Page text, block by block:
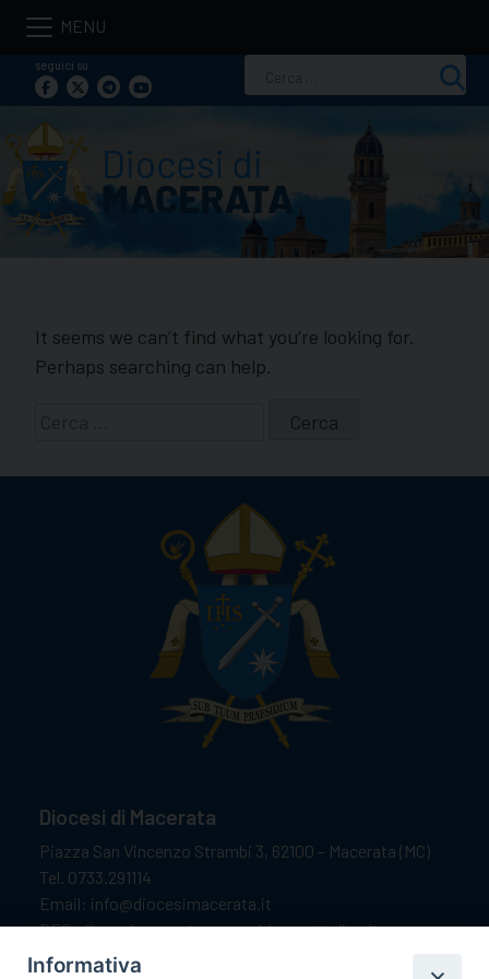
Skip
contentseguici su
per:
It seems we can’t find what you’re looking for.
Perhaps searching can help.
Diocesi di Macerata
Piazza San Vincenzo Strambi 3, 62100 – Macerata (MC)
Tel. 0733.291114
Email: info@diocesimacerata.it
PEC: diocesimacerata@pec.chiesacattolica.it
Comunicazioni urgenti WhatsApp:
Informativa